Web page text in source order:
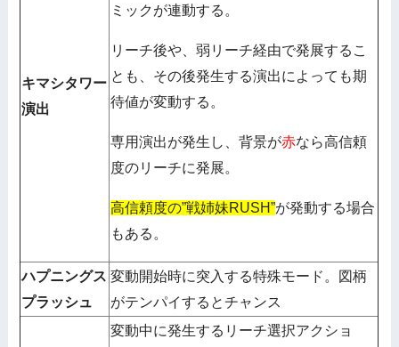
キマシタワー
演出
ミックが連動する。
リーチ後や、弱リーチ経由で発展するこ
とも、その後発生する演出によっても期
待値が変動する。
専用演出が発生し、背景が赤なら高信頼
度のリーチに発展。
高信頼度の”戦姉妹RUSH”が発動する場合
もある。
ハプニングス
プラッシュ
変動開始時に突入する特殊モード。図柄
がテンパイするとチャンス
変動中に発生するリーチ選択アクショ